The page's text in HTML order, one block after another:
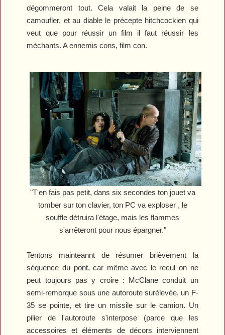
dégommeront tout. Cela valait la peine de se
camoufler, et au diable le précepte hitchcockien qui
veut que pour réussir un film il faut réussir les
méchants. A ennemis cons, film con.
"T'en fais pas petit, dans six secondes ton jouet va
tomber sur ton clavier, ton PC va exploser , le
souffle détruira l'étage, mais les flammes
s'arrêteront pour nous épargner."
Tentons mainteannt de résumer brièvement la
séquence du pont, car même avec le recul on ne
peut toujours pas y croire : McClane conduit un
semi-remorque sous une autoroute surélevée, un F-
35 se pointe, et tire un missile sur le camion. Un
pilier de l'autoroute s'interpose (parce que les
accessoires et éléments de décors interviennent